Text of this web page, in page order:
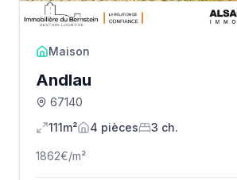
Maison
Andlau
67140
111m²
4 pièces 3 ch.
1862€/m²